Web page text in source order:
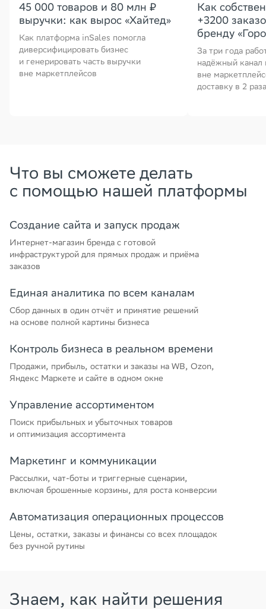
45 000 товаров и 80 млн ₽
выручки: как вырос «Хайтед»
Как платформа inSales помогла
диверсифицировать бизнес
и генерировать часть выручки
вне маркетплейсов
Как
+3200
бренду
За три года
надёжный канал
вне
доставку в 2 раза
Что вы сможете делать
с помощью нашей платформы
Создание сайта и запуск продаж
Интернет-магазин бренда с готовой
инфраструктурой для прямых продаж и приёма
заказов
Единая аналитика по всем каналам
Сбор данных в один отчёт и принятие решений
на основе полной картины бизнеса
Контроль бизнеса в реальном времени
Продажи, прибыль, остатки и заказы на WB, Ozon,
Яндекс Маркете и сайте в одном окне
Управление ассортиментом
Поиск прибыльных и убыточных товаров
и оптимизация ассортимента
Маркетинг и коммуникации
Рассылки, чат-боты и триггерные сценарии,
включая брошенные корзины, для роста конверсии
Автоматизация операционных процессов
Цены, остатки, заказы и финансы со всех площадок
без ручной рутины
Знаем, как найти решения